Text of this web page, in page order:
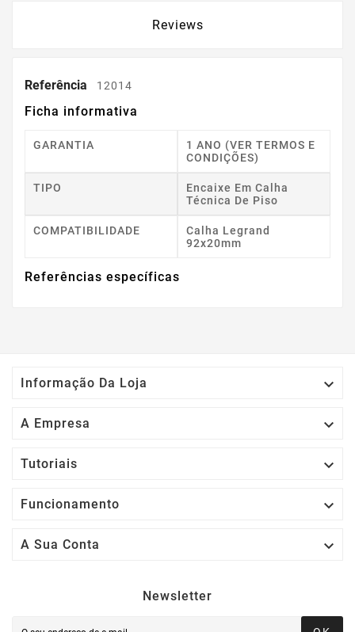
Reviews
Referência 12014
Ficha informativa
GARANTIA
1 ANO (VER TERMOS E
CONDIÇÕES)
TIPO
Encaixe Em Calha
Técnica De Piso
COMPATIBILIDADE
Calha Legrand
92x20mm
Referências específicas
Informação Da Loja 
A Empresa 
Tutoriais 
Funcionamento 
A Sua Conta 
Newsletter